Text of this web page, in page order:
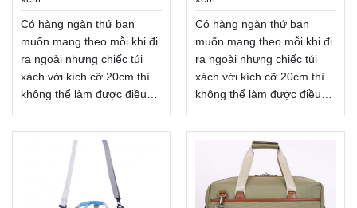
tiền khi nhận hàng
Xem thêm
tiền khi nhận hàng
Xem thêm
Có hàng ngàn thứ bạn
muốn mang theo mỗi khi đi
ra ngoài nhưng chiếc túi
xách với kích cỡ 20cm thì
không thể làm được điều
cỡ lớn, túi đeo chéo đẹp giá
rẻ sẽ là lựa chọn hàng đầu
khi cần mang nhiều thứ ra
ngoài khi đi học, đi du lịch,
đi dã ngoại, . . .
Có hàng ngàn thứ bạn
muốn mang theo mỗi khi đi
ra ngoài nhưng chiếc túi
xách với kích cỡ 20cm thì
không thể làm được điều
cỡ lớn, túi đeo chéo hàng
hiệu nữ sẽ là lựa chọn hàng
đầu khi cần mang nhiều thứ
ra ngoài khi đi học, đi du
lịch, đi dã ngoại, . . .